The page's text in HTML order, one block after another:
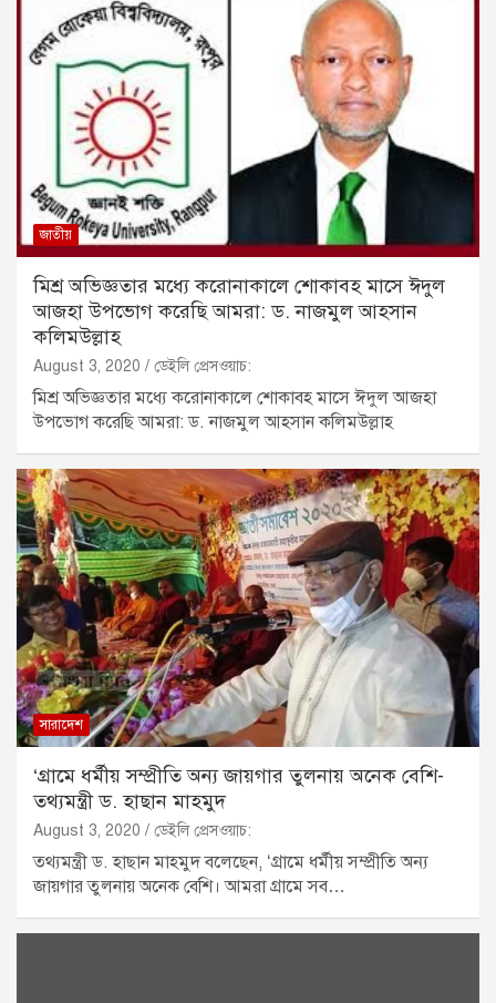
জাতীয়
মিশ্র অভিজ্ঞতার মধ্যে করোনাকালে শোকাবহ মাসে ঈদুল
আজহা উপভোগ করেছি আমরা: ড. নাজমুল আহসান
কলিমউল্লাহ
August 3, 2020 ডেইলি প্রেসওয়াচ:
মিশ্র অভিজ্ঞতার মধ্যে করোনাকালে শোকাবহ মাসে ঈদুল আজহা
উপভোগ করেছি আমরা: ড. নাজমুল আহসান কলিমউল্লাহ
সারাদেশ
‘গ্রামে ধর্মীয় সম্প্রীতি অন্য জায়গার তুলনায় অনেক বেশি-
তথ্যমন্ত্রী ড. হাছান মাহমুদ
August 3, 2020 ডেইলি প্রেসওয়াচ:
তথ্যমন্ত্রী ড. হাছান মাহমুদ বলেছেন, ‘গ্রামে ধর্মীয় সম্প্রীতি অন্য
জায়গার তুলনায় অনেক বেশি। আমরা গ্রামে সব…